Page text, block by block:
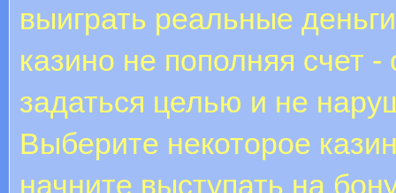
выиграть реальные
казино не пополняя счет
задаться целью и не
Выберите некоторое
начните выступать на